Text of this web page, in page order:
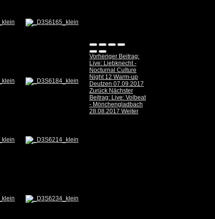
Vorheriger Beitrag:
Live: Liebknecht -
Nocturnal Culture
Night 12 Warm-up
Deutzen 07.09.2017
Zurück Nächster
Beitrag: Live: Volbeat
- Mönchengladbach
28.08.2017 Weiter